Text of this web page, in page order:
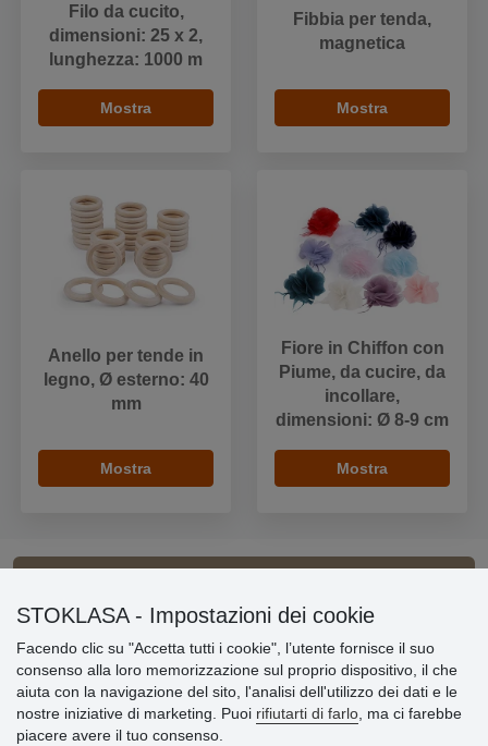
Filo da cucito,
dimensioni: 25 x 2,
lunghezza: 1000 m
Mostra
Fibbia per tenda,
magnetica
Mostra
Anello per tende in
legno, Ø esterno: 40
mm
Mostra
Fiore in Chiffon con
Piume, da cucire, da
incollare,
dimensioni: Ø 8-9 cm
Mostra
Informazioni importanti
» Impostazioni dei cookie
» Termini & Condizioni
» Informativa sulla Privacy
» Consegna e pagamento
» Garanzia e resi
STOKLASA - Impostazioni dei cookie
Facendo clic su "Accetta tutti i cookie", l’utente fornisce il suo
consenso alla loro memorizzazione sul proprio dispositivo, il che
aiuta con la navigazione del sito, l'analisi dell'utilizzo dei dati e le
nostre iniziative di marketing. Puoi rifiutarti di farlo , ma ci farebbe
piacere avere il tuo consenso.